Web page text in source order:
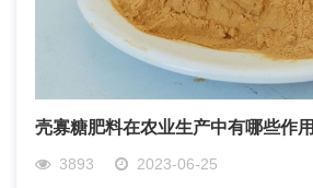
壳寡糖肥料在农业生产中有哪些作用
3893 2023-06-25